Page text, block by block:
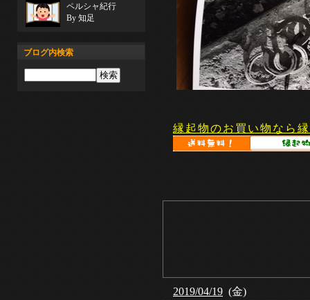
縁起物のお買い物なら
2019/04/19 (金)
ペルシャ紀行
By 知足
ブログ内検索